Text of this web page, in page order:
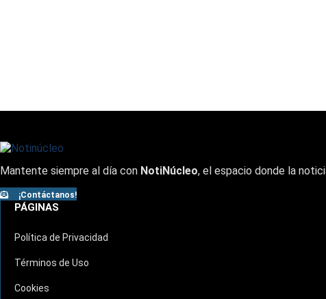
Mantente siempre al día con NotiNúcleo, el espacio donde la
¡Contáctanos!
PÁGINAS
Política de Privacidad
Términos de Uso
Cookies